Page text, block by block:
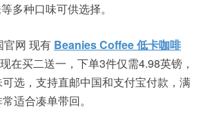
多种口味可供选择。
官网 现有 Beanies Coffee 低卡咖啡
在买二送一，下单3件仅需4.98英镑，
选，支持直邮中国和支付宝付款，满
适合凑单带回。